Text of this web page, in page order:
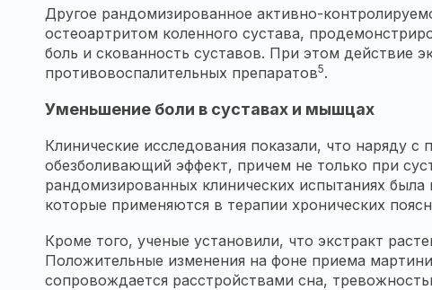
Другое рандомизированное активно-
остеоартритом коленного сустава,
боль и скованность суставов. При этом действие
противовоспалительных препаратов5.
Уменьшение боли в суставах и мышцах
Клинические исследования показали, что наряду
обезболивающий эффект, причем не только при
рандомизированных клинических испытаниях
которые применяются в терапии хронических
Кроме того, ученые установили, что экстракт
Положительные изменения на фоне приема
сопровождается расстройствами сна,